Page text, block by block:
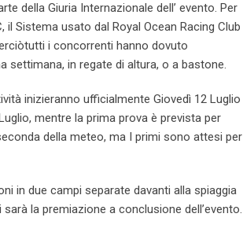
della Giuria Internazionale dell’ evento. Per
Sistema usato dal Royal Ocean Racing Club
i concorrenti hanno dovuto
settimana, in regate di altura, o a bastone.
inizieranno ufficialmente Giovedì 12 Luglio
mentre la prima prova è prevista per
della meteo, ma I primi sono attesi per
in due campi separate davanti alla spiaggia
la premiazione a conclusione dell’evento.